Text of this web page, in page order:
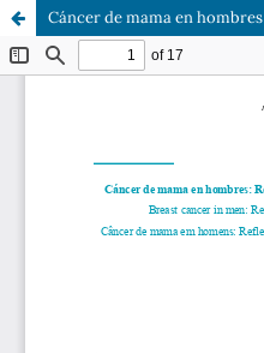
Cáncer de mama en hombres